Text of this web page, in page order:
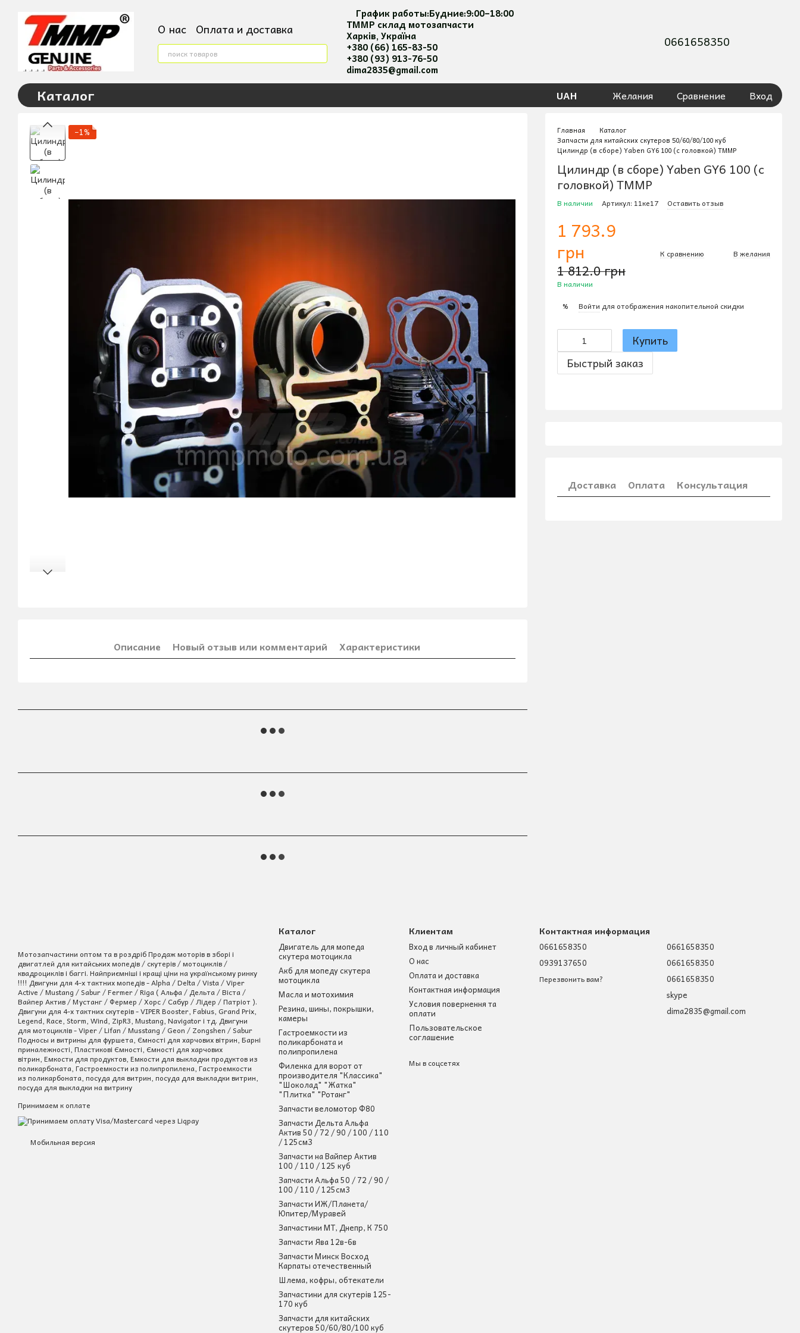
О нас Оплата и доставка
Контактная информация
Условия повернення та оплати
Пользовательское соглашение
График работы:Будние:9:00–18:00
ТММР склад мотозапчасти
Харків, Україна
+380 (66) 165-83-50
+380 (93) 913-76-50
dima2835@gmail.com
0661658350
Каталог UAH Желания Сравнение Вход
Главная
Каталог
Запчасти для китайских скутеров 50/60/80/100 куб
Цилиндр (в сборе) Yaben GY6 100 (с головкой) TMMP
Цилиндр (в сборе) Yaben GY6 100 (с
головкой) TMMP
В наличии Артикул: 11ке17 Оставить отзыв
1 793.9
грн
1 812.0 грн
В наличии
К сравнению В желания
% Войти для отображения накопительной скидки
Купить
Быстрый заказ
Доставка Оплата Консультация
−1%
Описание Новый отзыв или комментарий Характеристики
Мотозапчастини оптом та в роздріб Продаж моторів в зборі і
двигатлей для китайських мопедів / скутерів / мотоциклів /
квадроциклів і баггі. Найприємніші і кращі ціни на українському ринку
!!!! Двигуни для 4-х тактних мопедів - Alpha / Delta / Vista / Viper
Active / Mustang / Sabur / Fermer / Riga ( Альфа / Дельта / Віста /
Вайпер Актив / Мустанг / Фермер / Хорс / Сабур / Лідер / Патріот ).
Двигуни для 4-х тактних скутерів - VIPER Booster, Fabius, Grand Prix,
Legend, Race, Storm, Wind, ZipR3, Mustang, Navigator і тд. Двигуни
для мотоциклів - Viper / Lifan / Musstang / Geon / Zongshen / Sabur
Подносы и витрины для фуршета, Ємності для харчових вітрин, Барні
приналежності, Пластикові Ємності, Ємності для харчових
вітрин, Емкости для продуктов, Емкости для выкладки продуктов из
поликарбоната, Гастроемкости из полипропилена, Гастроемкости
из поликарбоната, посуда для витрин, посуда для выкладки витрин,
посуда для выкладки на витрину
Принимаем к оплате
Мобильная версия
Каталог
Двигатель для мопеда
скутера мотоцикла
Акб для мопеду скутера
мотоцикла
Масла и мотохимия
Резина, шины, покрышки,
камеры
Гастроемкости из
поликарбоната и
полипропилена
Филенка для ворот от
производителя "Классика"
"Шоколад" "Жатка"
"Плитка" "Ротанг"
Запчасти веломотор Ф80
Запчасти Дельта Альфа
Актив 50 / 72 / 90 / 100 / 110
/ 125см3
Запчасти на Вайпер Актив
100 / 110 / 125 куб
Запчасти Альфа 50 / 72 / 90 /
100 / 110 / 125см3
Запчасти ИЖ/Планета/
Юпитер/Муравей
Запчастини МТ, Днепр, К 750
Запчасти Ява 12в-6в
Запчасти Минск Восход
Карпаты отечественный
Шлема, кофры, обтекатели
Запчастини для скутерів 125-
170 куб
Запчасти для китайских
скутеров 50/60/80/100 куб
Клиентам
Вход в личный кабинет
О нас
Оплата и доставка
Контактная информация
Условия повернення та
оплати
Пользовательское
соглашение
Мы в соцсетях
Контактная информация
0661658350
0939137650
Перезвонить вам?
0661658350
0661658350
0661658350
skype
dima2835@gmail.com